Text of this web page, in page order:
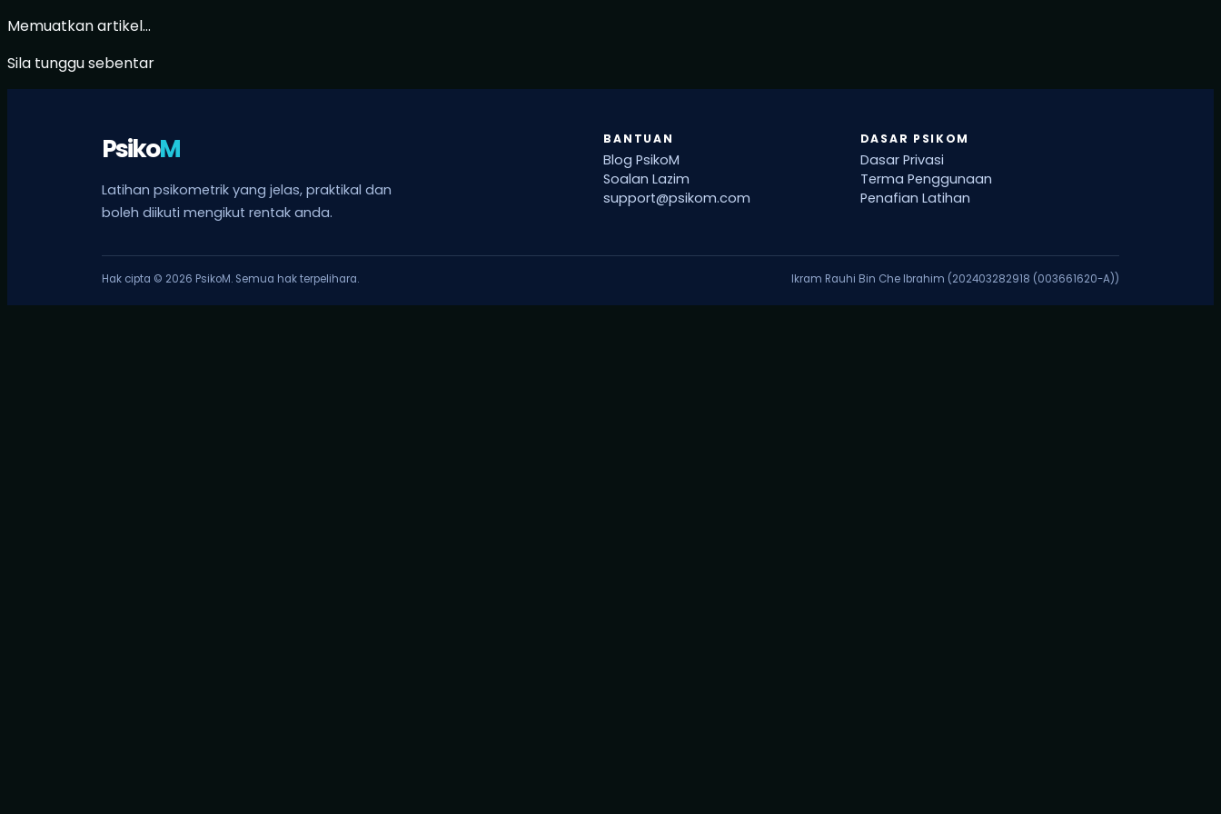
Memuatkan artikel...
Sila tunggu sebentar
PsikoM
Latihan psikometrik yang jelas, praktikal dan
boleh diikuti mengikut rentak anda.
BANTUAN
Blog PsikoM
Soalan Lazim
support@psikom.com
DASAR PSIKOM
Dasar Privasi
Terma Penggunaan
Penafian Latihan
Hak cipta © 2026 PsikoM. Semua hak terpelihara. Ikram Rauhi Bin Che Ibrahim (202403282918 (003661620-A))